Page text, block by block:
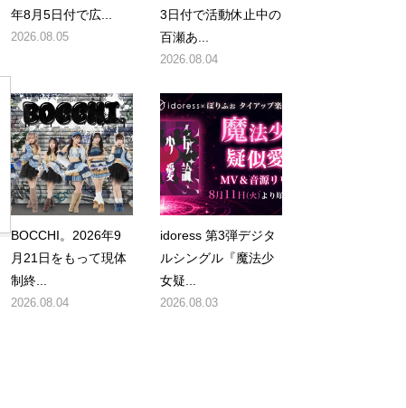
年8月5日付で広...
2026.08.05
3日付で活動休止中の
百瀬あ...
2026.08.04
BOCCHI。2026年9
月21日をもって現体
制終...
2026.08.04
idoress 第3弾デジタ
ルシングル『魔法少
女疑...
2026.08.03